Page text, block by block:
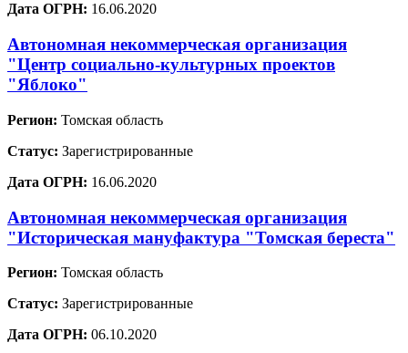
Дата ОГРН: 16.06.2020
Автономная некоммерческая организация
"Центр социально-культурных проектов
"Яблоко"
Регион: Томская область
Статус: Зарегистрированные
Дата ОГРН: 16.06.2020
Автономная некоммерческая организация
"Историческая мануфактура "Томская береста"
Регион: Томская область
Статус: Зарегистрированные
Дата ОГРН: 06.10.2020